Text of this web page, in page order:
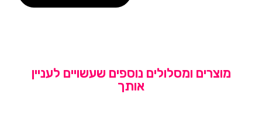
מוצרים ומסלולים נוספים שעשויים לעניין
אותך